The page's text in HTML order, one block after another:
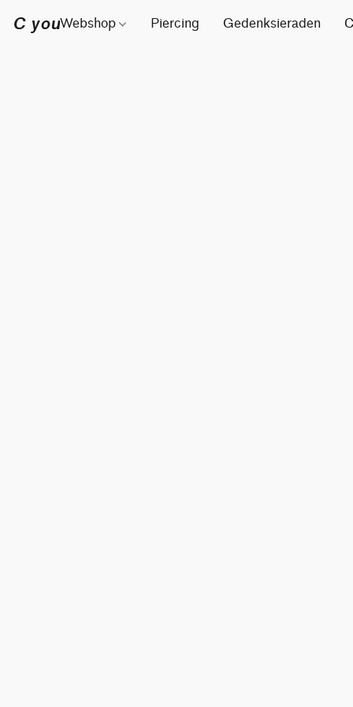
C youWebshop Piercing Gedenksieraden